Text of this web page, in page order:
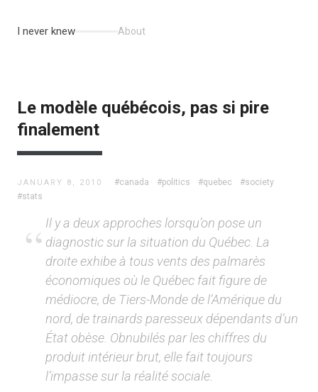
I never knew About
Le modèle québécois, pas si pire
finalement
JANUARY 8, 2010 #canada #politics #quebec
#society
#stats
Il y a deux approches lorsqu’on pose un
diagnostic sur la situation du Québec. La
droite exhibe à tous vents des palmarès
économiques où le Québec fait figure de
médiocre, de Tiers-Monde de l’Amérique du
nord, de trainards paresseux dépendants d’un
État obèse. Obnubilés par les chiffres du
produit intérieur brut, elle fait toujours
l’impasse sur la réalité sociale.